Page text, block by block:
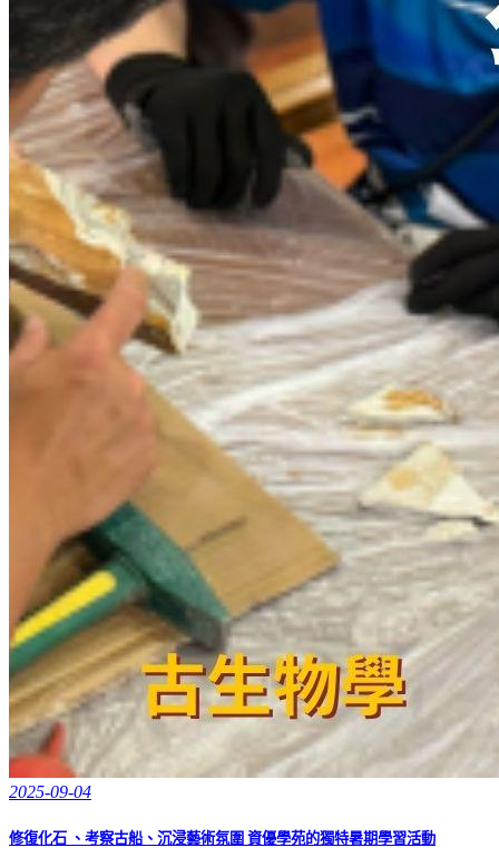
2025-09-04
修復化石 、考察古船、沉浸藝術氛圍 資優學苑的獨特暑期學習活動